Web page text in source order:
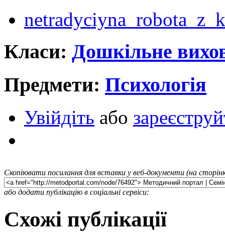
Класи: Дошкільне
Предмети: Психологія
Увійдіть або
Скопіювати посилання для вставки у веб-документи (на
або додати публікацію в соціальні сервіси:
Схожі публікації